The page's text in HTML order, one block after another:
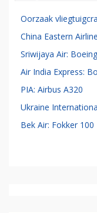
Oorzaak
China Eastern
Sriwijaya Air:
Air India Express:
PIA: Airbus A320
Ukraine
Bek Air: Fokker 100